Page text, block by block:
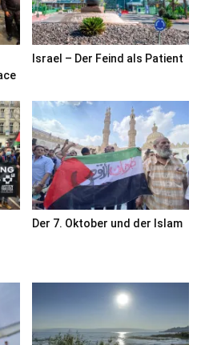
Israel – Der Feind als Patient
Der 7. Oktober und der Islam